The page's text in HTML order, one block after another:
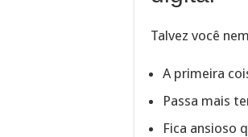
Talvez você
A primeira
Passa mais
Fica ansioso